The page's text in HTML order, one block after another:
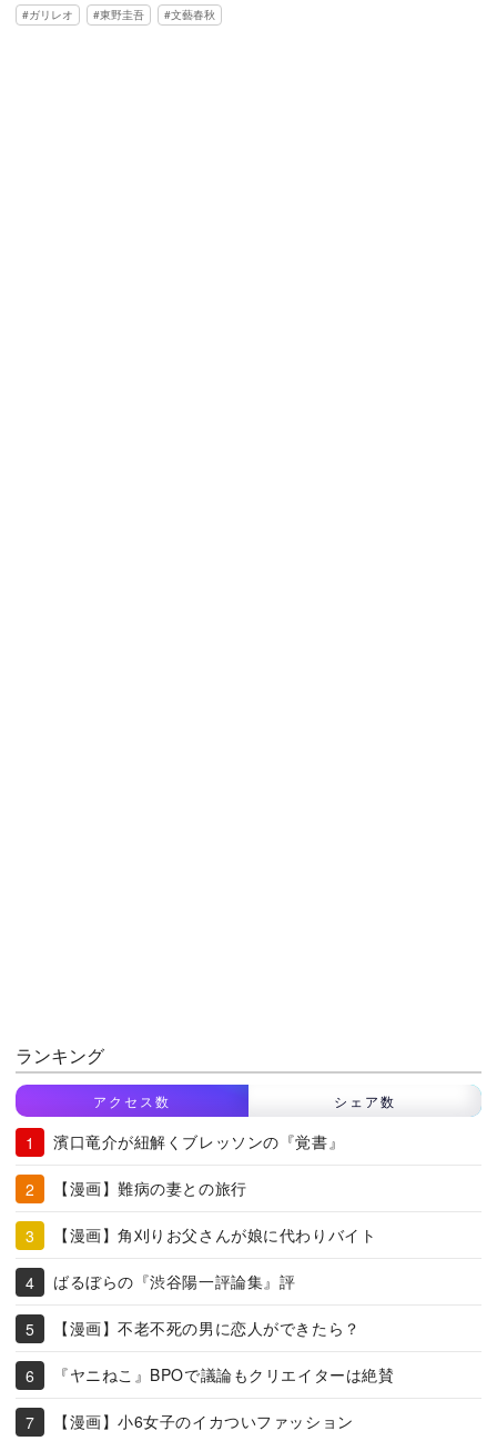
ガリレオ 東野圭吾 文藝春秋
ランキング
アクセス数 シェア数
濱口竜介が紐解くブレッソンの『覚書』
【漫画】難病の妻との旅行
【漫画】角刈りお父さんが娘に代わりバイト
ばるぼらの『渋谷陽一評論集』評
【漫画】不老不死の男に恋人ができたら？
『ヤニねこ』BPOで議論もクリエイターは絶賛
【漫画】小6女子のイカついファッション